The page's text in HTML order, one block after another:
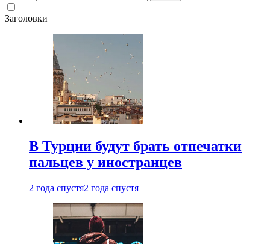
Заголовки
В Турции будут брать отпечатки
пальцев у иностранцев
2 года спустя2 года спустя